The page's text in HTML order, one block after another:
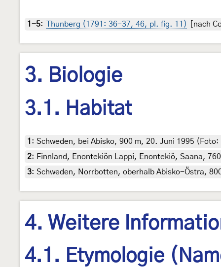
1-5: Thunberg (1791: 36-37, 46, pl. fig. 11) [nach
3. Biologie
3.1. Habitat
1 : Schweden, bei Abisko, 900 m, 20. Juni 1995
2: Finnland, Enontekiön Lappi, Enontekiö, Saana,
3: Schweden, Norrbotten, oberhalb Abisko-Östra,
4. Weitere
4.1. Etymologie